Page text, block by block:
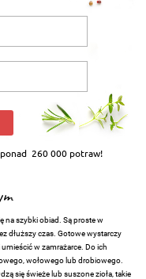
260 000 potraw!
na szybki obiad. Są proste w
dłuższy czas. Gotowe wystarczy
w zamrażarce. Do ich
wołowego lub drobiowego.
się świeże lub suszone zioła, takie